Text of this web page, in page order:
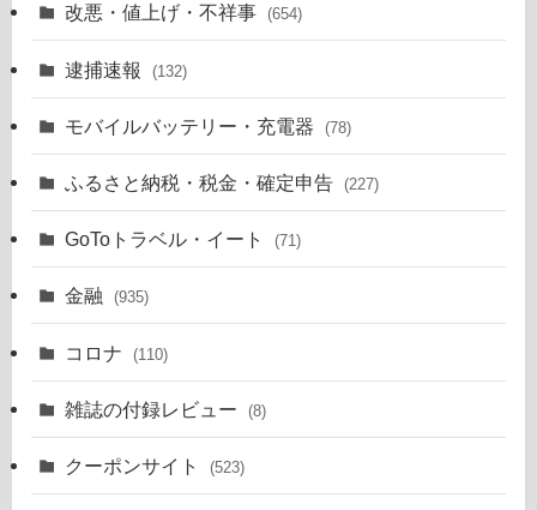
改悪・値上げ・不祥事 (654)
逮捕速報 (132)
モバイルバッテリー・充電器 (78)
ふるさと納税・税金・確定申告 (227)
GoToトラベル・イート (71)
金融 (935)
コロナ (110)
雑誌の付録レビュー (8)
クーポンサイト (523)